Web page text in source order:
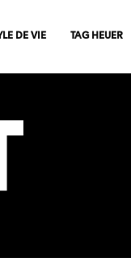
DE VIE TAG HEUER